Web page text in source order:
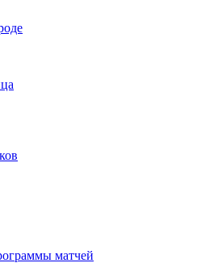
матчей